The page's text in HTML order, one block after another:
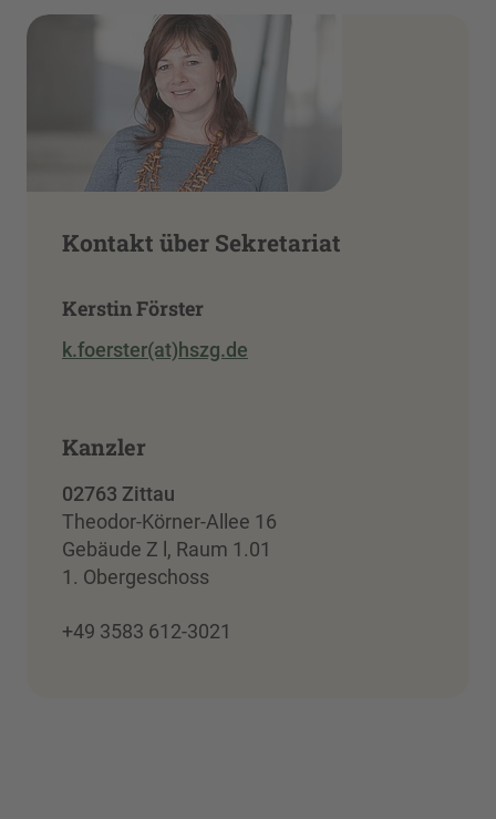
Kontakt über Sekretariat
Kerstin Förster
k.foerster(at)hszg.de
Kanzler
02763 Zittau
Theodor-Körner-Allee 16
Gebäude Z l, Raum 1.01
1. Obergeschoss
+49 3583 612-3021